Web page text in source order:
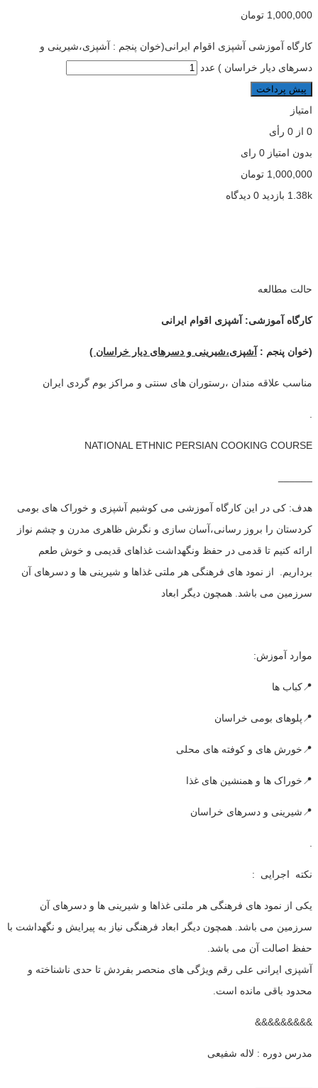
1,000,000 تومان
کارگاه آموزشی آشپزی اقوام ایرانی(خوان پنجم : آشپزی،شیرینی و
دسرهای دیار خراسان ) عدد
پیش پرداخت
امتیاز
0 از 0 رأی
بدون امتیاز 0 رای
1,000,000 تومان
1.38k بازدید
حالت مطالعه
کارگاه آموزشی: آشپزی اقوام ایرانی
(خوان پنجم : آشپزی،شیرینی و دسرهای دیار خراسان )
مناسب علاقه مندان ،رستوران های سنتی و مراکز بوم گردی ایران
.
NATIONAL ETHNIC PERSIAN COOKING COURSE
هدف: کی در این کارگاه آموزشی می کوشیم آشپزی و خوراک های بومی
کردستان را بروز رسانی،آسان سازی و نگرش ظاهری مدرن و چشم نواز
ارائه کنیم تا قدمی در حفظ ونگهداشت غذاهای قدیمی و خوش طعم
برداریم. از نمود های فرهنگی هر ملتی غذاها و شیرینی ها و دسرهای آن
سرزمین می باشد. همچون دیگر ابعاد
موارد آموزش:
📍کباب ها
📍پلوهای بومی خراسان
📍خورش های و کوفته های محلی
📍خوراک ها و همنشین های غذا
📍شیرینی و دسرهای خراسان
.
نکته اجرایی :
یکی از نمود های فرهنگی هر ملتی غذاها و شیرینی ها و دسرهای آن
سرزمین می باشد. همچون دیگر ابعاد فرهنگی نیاز به پیرایش و نگهداشت با
حفظ اصالت آن می باشد.
آشپزی ایرانی علی رقم ویژگی های منحصر بفردش تا حدی ناشناخته و
محدود باقی مانده است.
&&&&&&&&&
مدرس دوره : لاله شفیعی